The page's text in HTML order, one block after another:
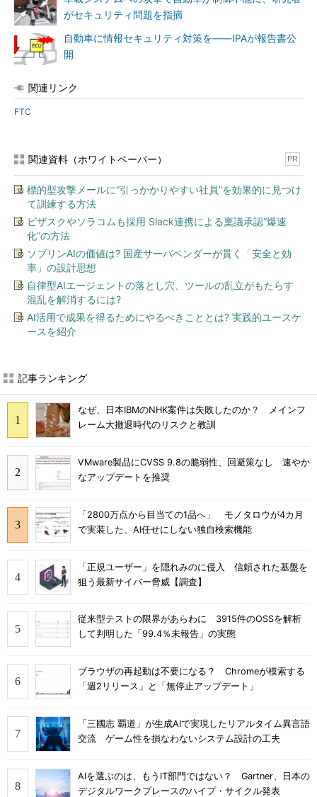
がセキュリティ問題を指摘
自動車に情報セキュリティ対策を――IPAが報告書公
開
関連リンク
FTC
関連資料（ホワイトペーパー） PR
標的型攻撃メールに“引っかかりやすい社員”を効果的に見つけ
て訓練する方法
ビザスクやソラコムも採用 Slack連携による稟議承認“爆速
化”の方法
ソブリンAIの価値は? 国産サーバベンダーが貫く「安全と効
率」の設計思想
自律型AIエージェントの落とし穴、ツールの乱立がもたらす
混乱を解消するには?
AI活用で成果を得るためにやるべきこととは? 実践的ユースケ
ースを紹介
記事ランキング
なぜ、日本IBMのNHK案件は失敗したのか？ メインフ
レーム大撤退時代のリスクと教訓
VMware製品にCVSS 9.8の脆弱性、回避策なし 速やか
なアップデートを推奨
「2800万点から目当ての1品へ」 モノタロウが4カ月
で実装した、AI任せにしない独自検索機能
「正規ユーザー」を隠れみのに侵入 信頼された基盤を
狙う最新サイバー脅威【調査】
従来型テストの限界があらわに 3915件のOSSを解析
して判明した「99.4％未報告」の実態
ブラウザの再起動は不要になる？ Chromeが模索する
「週2リリース」と「無停止アップデート」
「三國志 覇道」が生成AIで実現したリアルタイム異言語
交流 ゲーム性を損なわないシステム設計の工夫
AIを選ぶのは、もうIT部門ではない？ Gartner、日本の
デジタルワークプレースのハイプ・サイクル発表